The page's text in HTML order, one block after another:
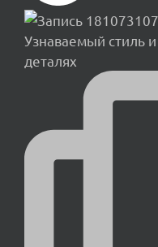
Узнаваемый стиль
деталях